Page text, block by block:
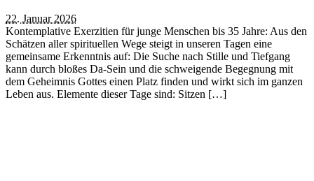
22. Januar 2026
‎Kontemplative Exerzitien für junge Menschen bis 35 Jahre: Aus den
Schätzen aller spirituellen Wege steigt in unseren Tagen eine
gemeinsame Erkenntnis auf: Die Suche nach Stille und Tiefgang
kann durch bloßes Da-Sein und die schweigende Begegnung mit
dem Geheimnis Gottes einen Platz finden und wirkt sich im ganzen
Leben aus. Elemente dieser Tage sind: Sitzen […]